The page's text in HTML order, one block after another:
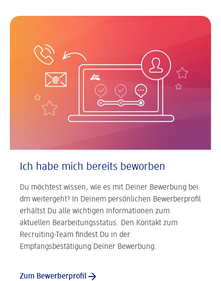
Ich habe mich bereits beworben
Du möchtest wissen, wie es mit Deiner Bewerbung bei
dm weitergeht? In Deinem persönlichen Bewerberprofil
erhältst Du alle wichtigen Informationen zum
aktuellen Bearbeitungsstatus. Den Kontakt zum
Recruiting-Team findest Du in der
Empfangsbestätigung Deiner Bewerbung.
Zum Bewerberprofil